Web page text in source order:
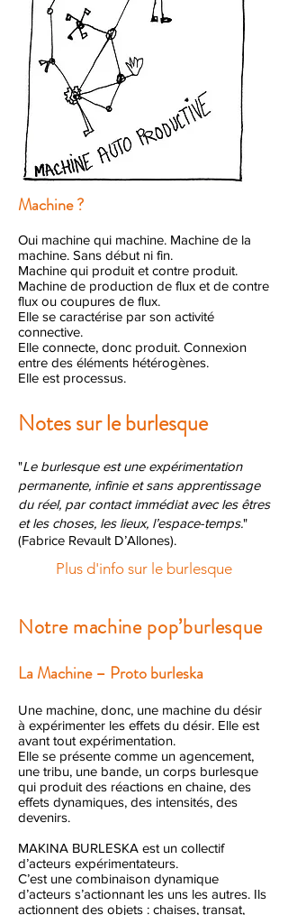
Machine ?
Oui machine qui machine. Machine de la
machine. Sans début ni fin.
Machine qui produit et contre produit.
Machine de production de flux et de contre
flux ou coupures de flux.
Elle se caractérise par son activité
connective.
Elle connecte, donc produit. Connexion
entre des éléments hétérogènes.
Elle est processus.
Notes sur le burlesque
"Le burlesque est une expérimentation
permanente, infinie et sans apprentissage
du réel, par contact immédiat avec les êtres
et les choses, les lieux, l’espace-temps."
(Fabrice Revault D’Allones).
Plus d'info sur le burlesque
Notre machine pop’burlesque
La Machine – Proto burleska
Une machine, donc, une machine du désir
à expérimenter les effets du désir. Elle est
avant tout expérimentation.
Elle se présente comme un agencement,
une tribu, une bande, un corps burlesque
qui produit des réactions en chaine, des
effets dynamiques, des intensités, des
devenirs.
MAKINA BURLESKA est un collectif
d’acteurs expérimentateurs.
C’est une combinaison dynamique
d’acteurs s’actionnant les uns les autres. Ils
actionnent des objets : chaises, transat,